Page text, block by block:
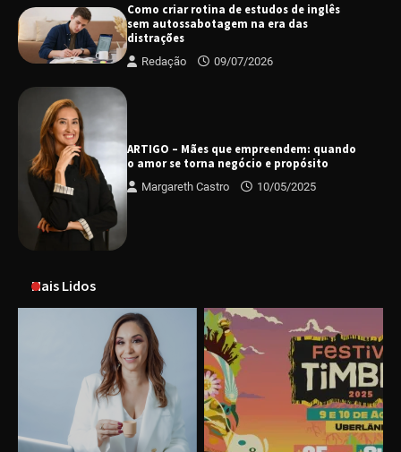
Como criar rotina de estudos de inglês
sem autossabotagem na era das
distrações
Redação 09/07/2026
ARTIGO – Mães que empreendem: quando
o amor se torna negócio e propósito
Margareth Castro 10/05/2025
Mais Lidos